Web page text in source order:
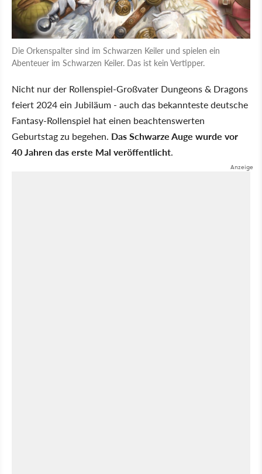
Die Orkenspalter sind im Schwarzen Keiler und spielen ein
Abenteuer im Schwarzen Keiler. Das ist kein Vertipper.
Nicht nur der Rollenspiel-Großvater Dungeons & Dragons
feiert 2024 ein Jubiläum - auch das bekannteste deutsche
Fantasy-Rollenspiel hat einen beachtenswerten
Geburtstag zu begehen. Das Schwarze Auge wurde vor
40 Jahren das erste Mal veröffentlicht.